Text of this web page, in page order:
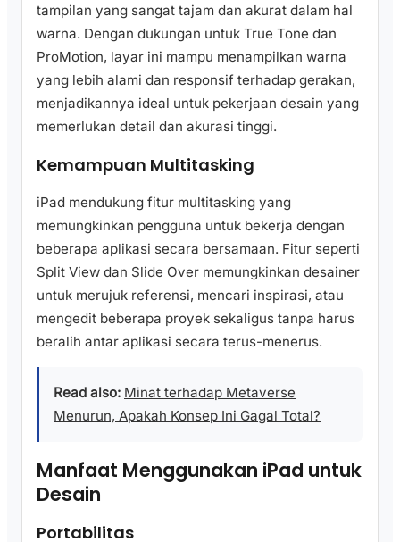
tampilan yang sangat tajam dan akurat dalam hal
warna. Dengan dukungan untuk True Tone dan
ProMotion, layar ini mampu menampilkan warna
yang lebih alami dan responsif terhadap gerakan,
menjadikannya ideal untuk pekerjaan desain yang
memerlukan detail dan akurasi tinggi.
Kemampuan Multitasking
iPad mendukung fitur multitasking yang
memungkinkan pengguna untuk bekerja dengan
beberapa aplikasi secara bersamaan. Fitur seperti
Split View dan Slide Over memungkinkan desainer
untuk merujuk referensi, mencari inspirasi, atau
mengedit beberapa proyek sekaligus tanpa harus
beralih antar aplikasi secara terus-menerus.
Read also: Minat terhadap Metaverse
Menurun, Apakah Konsep Ini Gagal Total?
Manfaat Menggunakan iPad untuk
Desain
Portabilitas